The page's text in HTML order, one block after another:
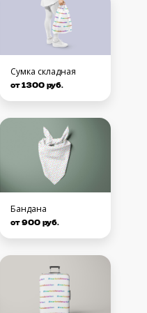
Сумка складная
от 1300 руб.
Бандана
от 900 руб.